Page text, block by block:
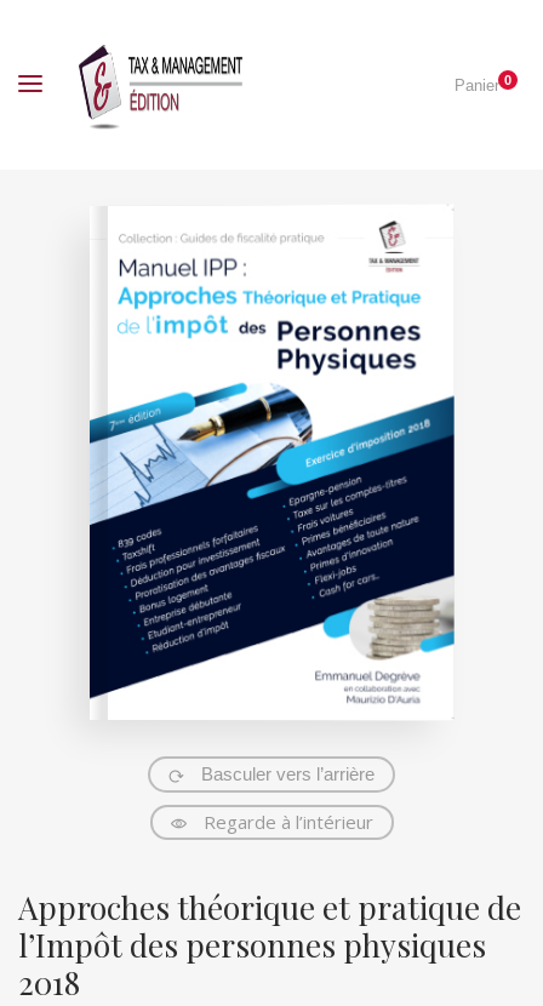
Panier0
Basculer vers l’arrière
Regarde à l’intérieur
Approches théorique et pratique de
l’Impôt des personnes physiques
2018